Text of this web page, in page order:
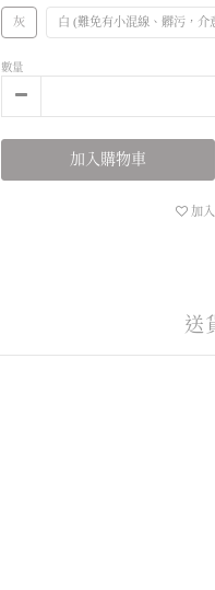
灰 白 (難免有小混線、髒污，介
數量
加入購物車
加
送